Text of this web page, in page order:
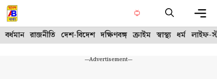
Skip
to
content
বর্ধমান রাজনীতি দেশ-বিদেশ দক্ষিণবঙ্গ ক্রাইম স্বাস্থ্য ধর্ম লাইফ-
---Advertisement---